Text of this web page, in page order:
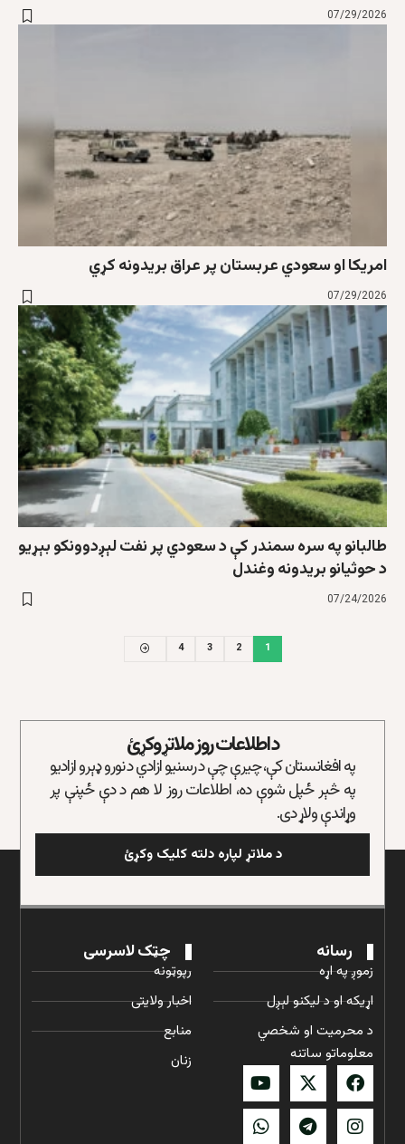
07/29/2026
امریکا او سعودي عربستان پر عراق بریدونه کړي
07/29/2026
طالبانو په سره سمندر کې د سعودي پر نفت ‌لېږدوونکو بېړیو
د حوثیانو بریدونه وغندل
07/24/2026
1
2
3
4
د اطلاعات روز ملاتړ وکړئ
په افغانستان کې، چیرې چې د رسنیو ازادي د نورو ډېرو ازادیو
په څېر ځپل شوې ده، اطلاعات روز لا هم د دې ځپنې پر
وړاندې ولاړ دی.
د ملاتړ لپاره دلته کلیک وکړئ
رسانه
زموږ په اړه
اړیکه او د لیکنو لېږل
د محرمیت او شخصي
معلوماتو ساتنه
چټک لاسرسی
رپوټونه
اخبار ولایتی
منابع
زنان